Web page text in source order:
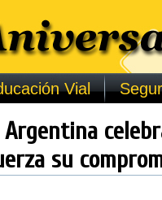
Vial
Argentina
su